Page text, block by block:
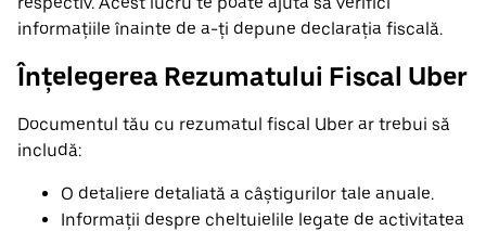
informațiile înainte de a-ți depune declarația fiscală.
Înțelegerea Rezumatului Fiscal Uber
Documentul tău cu rezumatul fiscal Uber ar trebui să
includă:
O detaliere detaliată a câștigurilor tale anuale.
Informații despre cheltuielile legate de activitatea